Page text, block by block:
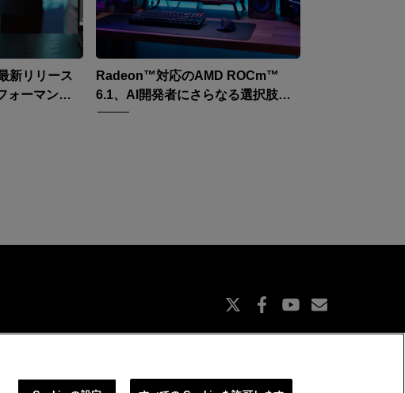
新リリース
ォーマンス
Radeon™対応のAMD ROCm™
6.1、AI開発者にさらなる選択肢を
提供
Facebook
Youtube